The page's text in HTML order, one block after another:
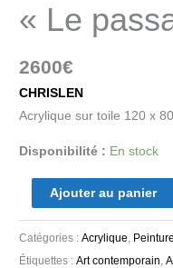
« Le
2600€
CHRISLEN
Acrylique sur toile 120 x
Disponibilité : En stock
Ajouter au panier
Catégories :Acrylique Peinture
Étiquettes :Art contemporain ,